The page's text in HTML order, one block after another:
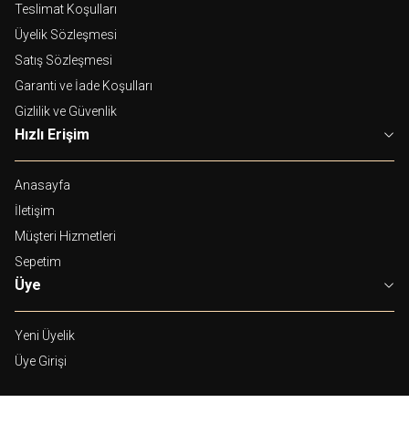
Teslimat Koşulları
Üyelik Sözleşmesi
Satış Sözleşmesi
Garanti ve İade Koşulları
Gizlilik ve Güvenlik
Hızlı Erişim
Anasayfa
İletişim
Müşteri Hizmetleri
Sepetim
Üye
Yeni Üyelik
Üye Girişi